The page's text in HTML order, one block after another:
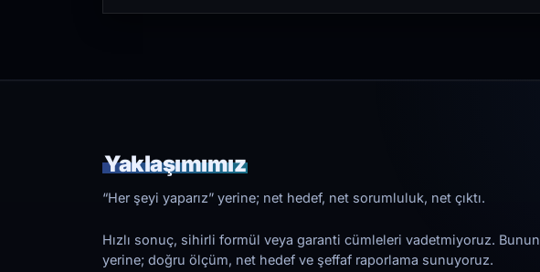
Yaklaşımımız
“Her şeyi yaparız” yerine; net hedef, net sorumluluk, net çıktı.
Hızlı sonuç, sihirli formül veya garanti cümleleri vadetmiyoruz. Bunun
yerine; doğru ölçüm, net hedef ve şeffaf raporlama sunuyoruz.